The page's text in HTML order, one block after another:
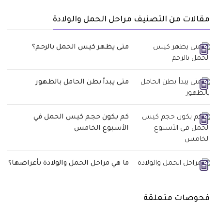
مقالات من التصنيف مراحل الحمل والولادة
متى يظهر كيس الحمل بالرحم؟
متى يبدأ بطن الحامل بالظهور
كم يكون حجم كيس الحمل في
الأسبوع الخامس
ما هي مراحل الحمل والولادة بأعراضها؟
فحوصات متعلقة